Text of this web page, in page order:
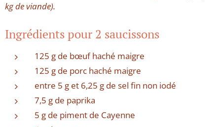
kg de viande).
Ingrédients pour 2 saucissons
125 g de bœuf haché maigre
125 g de porc haché maigre
entre 5 g et 6,25 g de sel fin non iodé
7,5 g de paprika
5 g de piment de Cayenne